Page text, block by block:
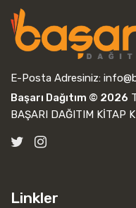
E-Posta Adresiniz:
Başarı Dağıtım © 2026
BAŞARI DAĞITIM KİTAP
Linkler